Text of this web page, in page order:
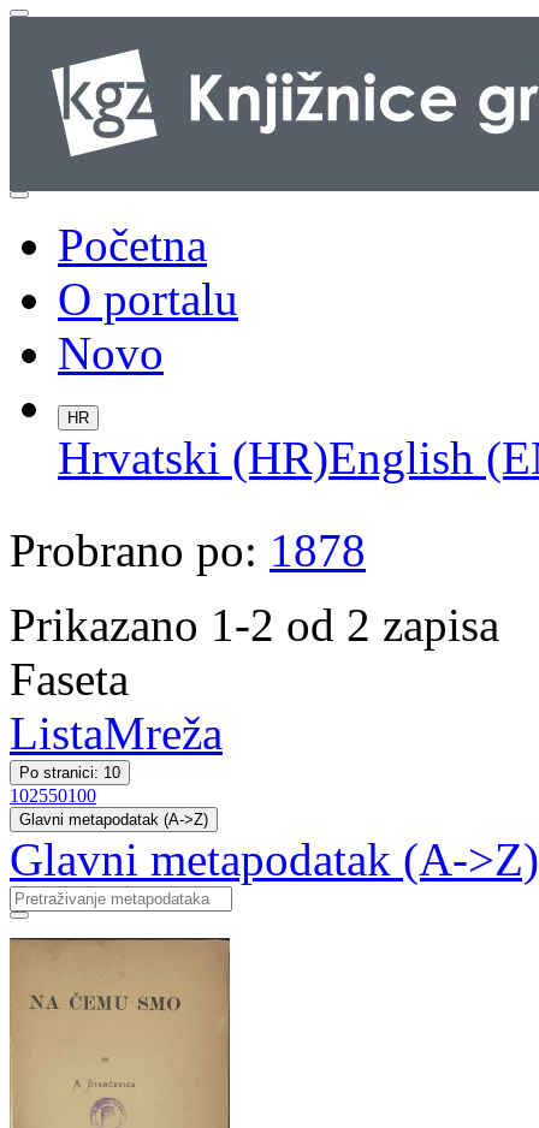
Početna
O portalu
Novo
HR
Hrvatski (HR)English
Probrano po: 1878
Prikazano 1-2 od 2 zapisa
Faseta
ListaMreža
Po stranici: 10
102550100
Glavni metapodatak (A->Z)
Glavni metapodatak (A->Z)